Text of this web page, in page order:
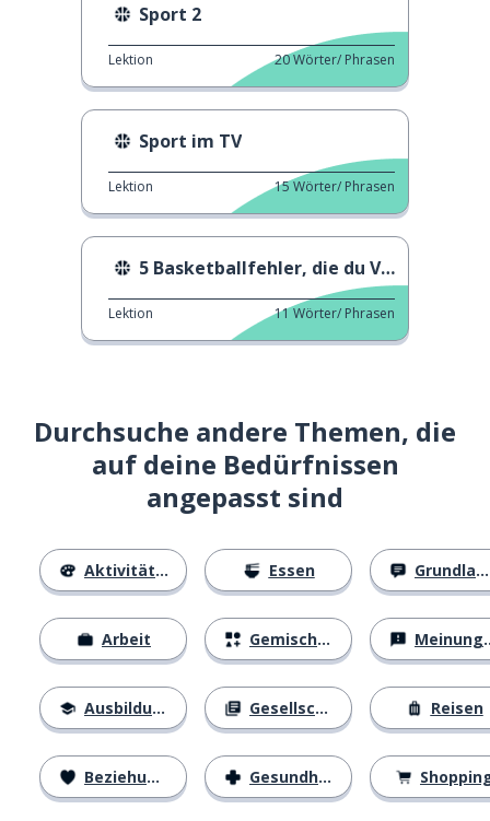
Sport 2
Lektion 20Wörter/ Phrasen
Sport im TV
Lektion 15Wörter/ Phrasen
5 Basketballfehler, die du VERMEIDEN solltest
Lektion 11Wörter/ Phrasen
Durchsuche andere Themen, die
auf deine Bedürfnissen
angepasst sind
Aktivitäten
Arbeit
Ausbildung
Beziehungen
Essen
Gemischtes
Gesellschaft
Gesundheit
Grundlagen
Meinungen
Reisen